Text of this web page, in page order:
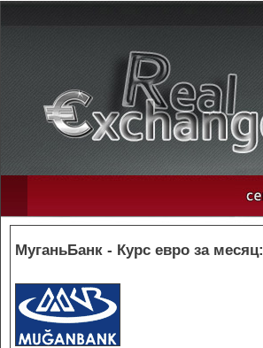
МуганьБанк - Курс евро за месяц: